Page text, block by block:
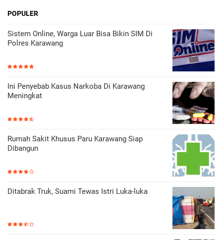
POPULER
Sistem Online, Warga Luar Bisa Bikin SIM Di
Polres Karawang
Ini Penyebab Kasus Narkoba Di Karawang
Meningkat
Rumah Sakit Khusus Paru Karawang Siap
Dibangun
Ditabrak Truk, Suami Tewas Istri Luka-luka